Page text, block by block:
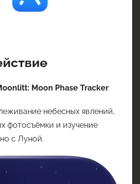
Moon Phase Tracker
небесных явлений,
фотосъёмки и изучение
с Луной.